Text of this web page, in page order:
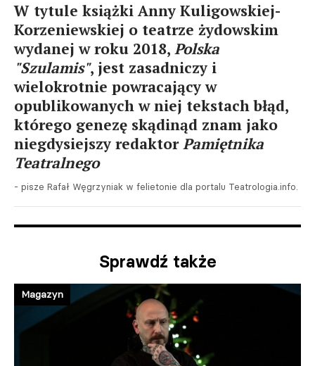
W tytule książki Anny Kuligowskiej-
Korzeniewskiej o teatrze żydowskim
wydanej w roku 2018, Polska
"Szulamis", jest zasadniczy i
wielokrotnie powracający w
opublikowanych w niej tekstach błąd,
którego genezę skądinąd znam jako
niegdysiejszy redaktorPamiętnika
Teatralnego
- pisze Rafał Węgrzyniak w felietonie dla portalu Teatrologia.info.
Sprawdź także
Magazyn